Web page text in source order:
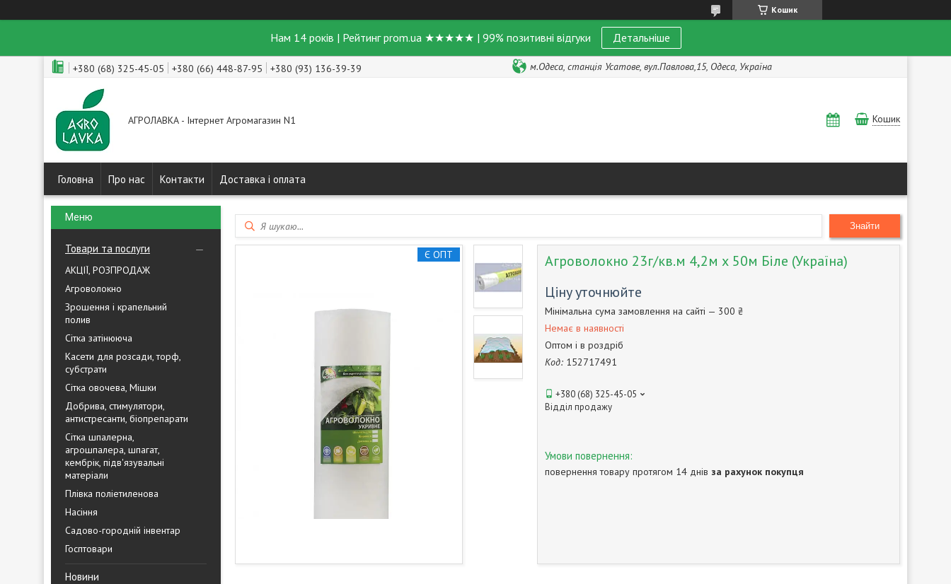
Кошик
Нам 14 років | Рейтинг prom.ua ★★★★★ | 99% позитивні відгуки Детальніше
+380 (68) 325-45-05 +380 (66) 448-87-95 +380 (93) 136-39-39 м.Одеса, станція Усатове, вул.Павлова,15, Одеса, Україна
АГРОЛАВКА - Інтернет Агромагазин N1 Кошик
Головна Про нас Контакти Доставка і оплата
Товари та послуги
АКЦІЇ, РОЗПРОДАЖ
Агроволокно
Зрошення і крапельний
полив
Сітка затінююча
Касети для розсади, торф,
субстрати
Сітка овочева, Мішки
Добрива, стимулятори,
антистресанти, біопрепарати
Сітка шпалерна,
агрошпалера, шпагат,
кембрік, підв'язувальні
матеріали
Плівка поліетиленова
Насіння
Садово-городній інвентар
Госптовари
Новини
Знайти
Є ОПТ
Агроволокно 23г/кв.м 4,2м х 50м Біле (Україна)
Ціну уточнюйте
Мінімальна сума замовлення на сайті — 300 ₴
Немає в наявності
Оптом і в роздріб
Код: 152717491
+380 (68) 325-45-05
Відділ продажу
повернення товару протягом 14 днів за рахунок покупця